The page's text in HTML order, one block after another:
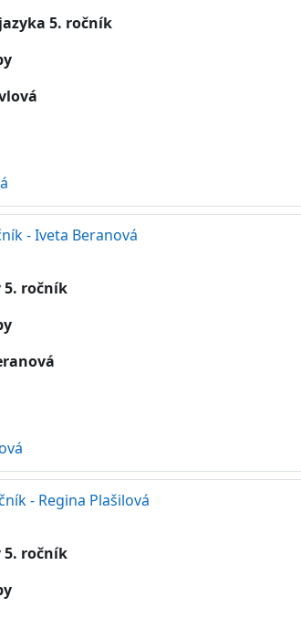
5. ročník
- Iveta Beranová
ročník
- Regina Plašilová
5. ročník